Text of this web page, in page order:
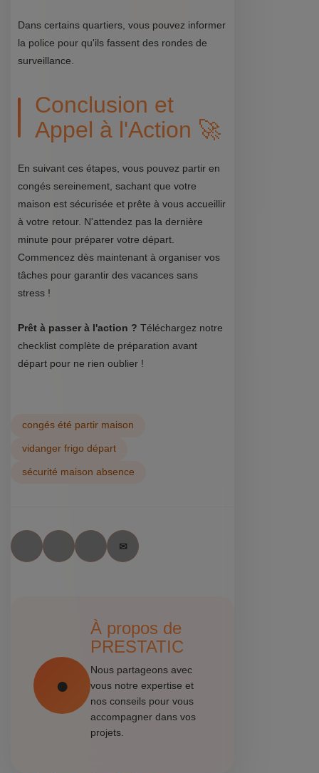
Dans certains quartiers, vous pouvez informer
la police pour qu'ils fassent des rondes de
surveillance.
Conclusion et
Appel à l'Action 🚀
En suivant ces étapes, vous pouvez partir en
congés sereinement, sachant que votre
maison est sécurisée et prête à vous accueillir
à votre retour. N'attendez pas la dernière
minute pour préparer votre départ.
Commencez dès maintenant à organiser vos
tâches pour garantir des vacances sans
stress !
Prêt à passer à l'action ? Téléchargez notre
checklist complète de préparation avant
départ pour ne rien oublier !
congés été partir maison
vidanger frigo départ
sécurité maison absence
À propos de
PRESTATIC
Nous partageons avec
vous notre expertise et
nos conseils pour vous
accompagner dans vos
projets.